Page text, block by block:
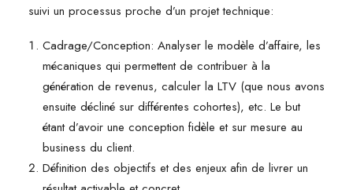
suivi un processus proche d’un projet technique:
Cadrage/Conception: Analyser le modèle d’affaire, les
mécaniques qui permettent de contribuer à la
génération de revenus, calculer la LTV (que nous avons
ensuite décliné sur différentes cohortes), etc. Le but
étant d’avoir une conception fidèle et sur mesure au
business du client.
Définition des objectifs et des enjeux afin de livrer un